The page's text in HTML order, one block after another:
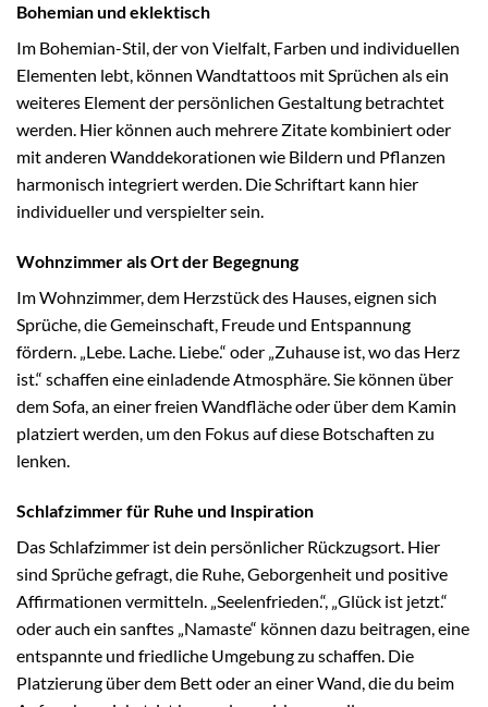
Bohemian und eklektisch
Im Bohemian-Stil, der von Vielfalt, Farben und individuellen
Elementen lebt, können Wandtattoos mit Sprüchen als ein
weiteres Element der persönlichen Gestaltung betrachtet
werden. Hier können auch mehrere Zitate kombiniert oder
mit anderen Wanddekorationen wie Bildern und Pflanzen
harmonisch integriert werden. Die Schriftart kann hier
individueller und verspielter sein.
Wohnzimmer als Ort der Begegnung
Im Wohnzimmer, dem Herzstück des Hauses, eignen sich
Sprüche, die Gemeinschaft, Freude und Entspannung
fördern. „Lebe. Lache. Liebe.“ oder „Zuhause ist, wo das Herz
ist.“ schaffen eine einladende Atmosphäre. Sie können über
dem Sofa, an einer freien Wandfläche oder über dem Kamin
platziert werden, um den Fokus auf diese Botschaften zu
lenken.
Schlafzimmer für Ruhe und Inspiration
Das Schlafzimmer ist dein persönlicher Rückzugsort. Hier
sind Sprüche gefragt, die Ruhe, Geborgenheit und positive
Affirmationen vermitteln. „Seelenfrieden.“, „Glück ist jetzt.“
oder auch ein sanftes „Namaste“ können dazu beitragen, eine
entspannte und friedliche Umgebung zu schaffen. Die
Platzierung über dem Bett oder an einer Wand, die du beim